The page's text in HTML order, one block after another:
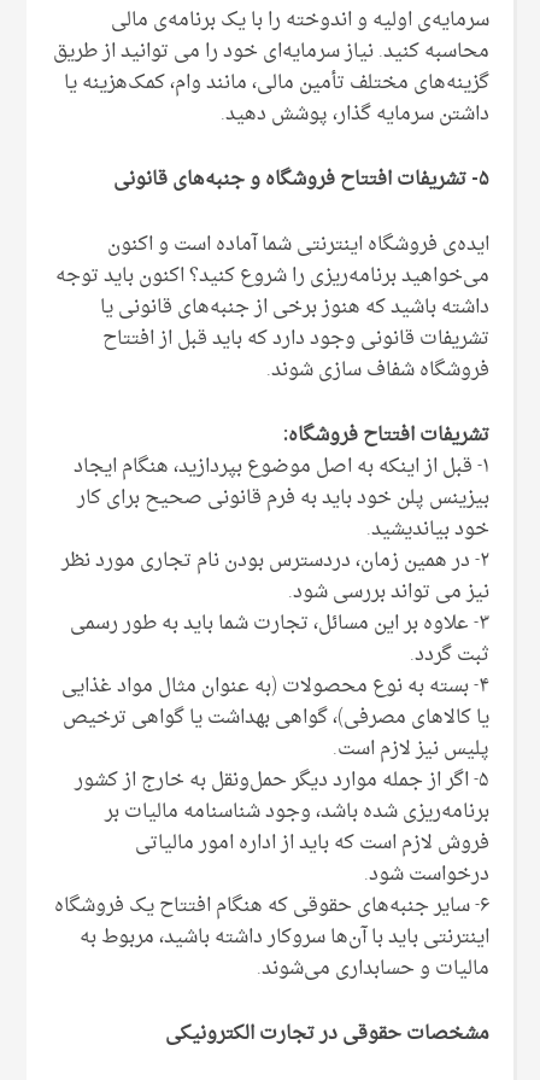
سرمایه‌ی اولیه و اندوخته را با یک برنامه‌ی مالی
محاسبه کنید. نیاز سرمایه‌ای خود را می توانید از طریق
گزینه‌های مختلف تأمین مالی، مانند وام، کمک‌هزینه یا
داشتن سرمایه گذار، پوشش دهید.
۵- تشریفات افتتاح فروشگاه و جنبه‌های قانونی
ایده‌ی فروشگاه اینترنتی شما آماده است و اکنون
‌می‌خواهید برنامه‌ریزی را شروع کنید؟ اکنون باید توجه
داشته باشید که هنوز برخی از جنبه‌های قانونی یا
تشریفات قانونی وجود دارد که باید قبل از افتتاح
فروشگاه شفاف سازی شوند.
تشریفات افتتاح فروشگاه:
۱- قبل از اینکه به اصل موضوع بپردازید، هنگام ایجاد
بیزینس پلن خود باید به فرم قانونی صحیح برای کار
خود بیاندیشید.
۲- در همین زمان، دردسترس بودن نام تجاری مورد نظر
نیز می تواند بررسی شود.
۳- علاوه بر این مسائل، تجارت شما باید به طور رسمی
ثبت گردد.
۴- بسته به نوع محصولات (به عنوان مثال مواد غذایی
یا کالاهای مصرفی)، گواهی بهداشت یا گواهی ترخیص
پلیس نیز لازم است.
۵- اگر از جمله موارد دیگر حمل‌ونقل به خارج از کشور
برنامه‌ریزی شده باشد، وجود شناسنامه مالیات بر
فروش لازم است که باید از اداره امور مالیاتی
درخواست شود.
۶- سایر جنبه‌های حقوقی که هنگام افتتاح یک فروشگاه
اینترنتی باید با آن‌ها سروکار داشته باشید، مربوط به
مالیات و حسابداری می‌شوند.
مشخصات حقوقی در تجارت الکترونیکی